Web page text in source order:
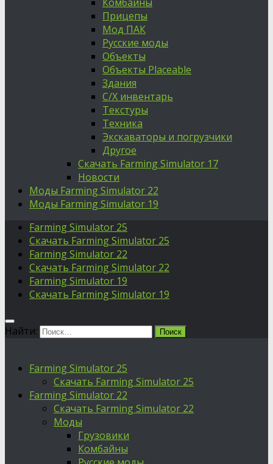
Прицепы
Мод ПАК
Русские моды
Объекты
Объекты Placeable
Здания
С/Х инвентарь
Текстуры
Техника
Экскаваторы и погрузчики
Другое
Скачать Farming Simulator 17
Новости
Моды Farming Simulator 22
Моды Farming Simulator 19
Farming Simulator 25
Скачать Farming Simulator 25
Farming Simulator 22
Скачать Farming Simulator 22
Farming Simulator 19
Скачать Farming Simulator 19
Найти:
Farming Simulator 25
Скачать Farming Simulator 25
Farming Simulator 22
Скачать Farming Simulator 22
Моды
Грузовики
Комбайны